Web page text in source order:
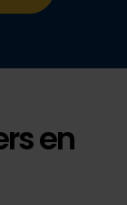
en